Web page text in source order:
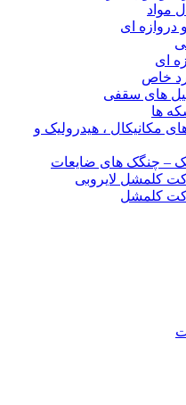
مواد
دروازه ای
ای
خاص
های سقفی
ها
مکانیکال ، هیدرولیک و
– چنگک های ضایعات
کلمشل لایروبی
کلمشل